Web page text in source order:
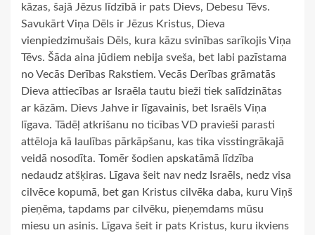
kāzas, šajā Jēzus līdzībā ir pats Dievs, Debesu Tēvs.
Savukārt Viņa Dēls ir Jēzus Kristus, Dieva
vienpiedzimušais Dēls, kura kāzu svinības sarīkojis Viņa
Tēvs. Šāda aina jūdiem nebija sveša, bet labi pazīstama
no Vecās Derības Rakstiem. Vecās Derības grāmatās
Dieva attiecības ar Israēla tautu bieži tiek salīdzinātas
ar kāzām. Dievs Jahve ir līgavainis, bet Israēls Viņa
līgava. Tādēļ atkrišanu no ticības VD pravieši parasti
attēloja kā laulības pārkāpšanu, kas tika visstingrākajā
veidā nosodīta. Tomēr šodien apskatāmā līdzība
nedaudz atšķiras. Līgava šeit nav nedz Israēls, nedz visa
cilvēce kopumā, bet gan Kristus cilvēka daba, kuru Viņš
pieņēma, tapdams par cilvēku, pieņemdams mūsu
miesu un asinis. Līgava šeit ir pats Kristus, kuru ikviens